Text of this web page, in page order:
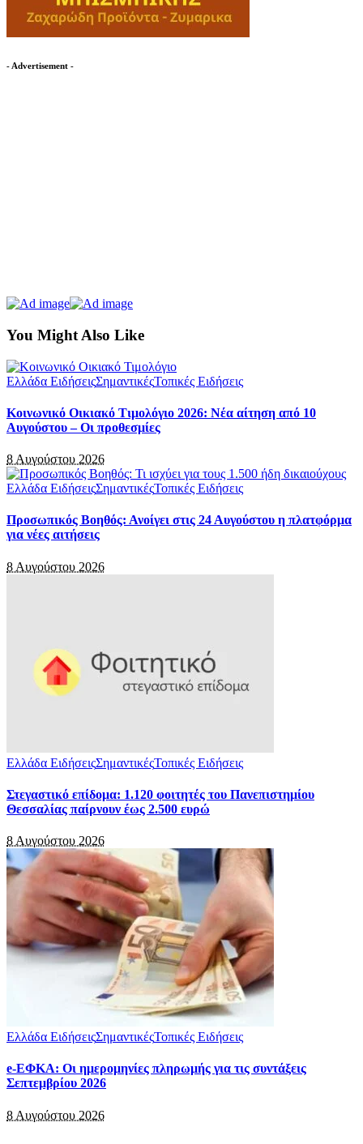
- Advertisement -
You Might Also Like
Ελλάδα ΕιδήσειςΣημαντικέςΤοπικές Ειδήσεις
Κοινωνικό Οικιακό Τιμολόγιο 2026: Νέα αίτηση από 10
Αυγούστου – Οι προθεσμίες
8 Αυγούστου 2026
Ελλάδα ΕιδήσειςΣημαντικέςΤοπικές Ειδήσεις
Προσωπικός Βοηθός: Ανοίγει στις 24 Αυγούστου η πλατφόρμα
για νέες αιτήσεις
8 Αυγούστου 2026
Ελλάδα ΕιδήσειςΣημαντικέςΤοπικές Ειδήσεις
Στεγαστικό επίδομα: 1.120 φοιτητές του Πανεπιστημίου
Θεσσαλίας παίρνουν έως 2.500 ευρώ
8 Αυγούστου 2026
Ελλάδα ΕιδήσειςΣημαντικέςΤοπικές Ειδήσεις
e-ΕΦΚΑ: Οι ημερομηνίες πληρωμής για τις συντάξεις
Σεπτεμβρίου 2026
8 Αυγούστου 2026